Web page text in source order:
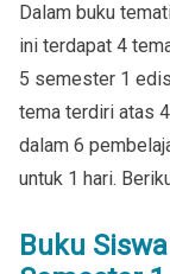
Dalam buku
ini terdapat 4
5 semester 1
tema terdiri atas
dalam 6
untuk 1 hari.
Buku